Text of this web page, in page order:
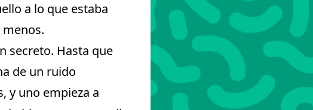
a lo que estaba
secreto. Hasta que
de un ruido
y uno empieza a